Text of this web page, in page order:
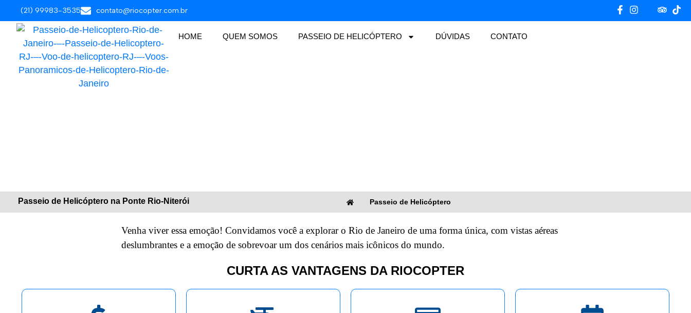
(21) 99983-3535 contato@riocopter.com.br
HOME QUEM SOMOS PASSEIO DE HELICÓPTERO DÚVIDAS CONTATO
Passeio de Helicóptero na Ponte Rio-Niterói Passeio de Helicóptero
Venha viver essa emoção! Convidamos você a explorar o Rio de Janeiro de uma forma única, com vistas aéreas
deslumbrantes e a emoção de sobrevoar um dos cenários mais icônicos do mundo.
CURTA AS VANTAGENS DA RIOCOPTER